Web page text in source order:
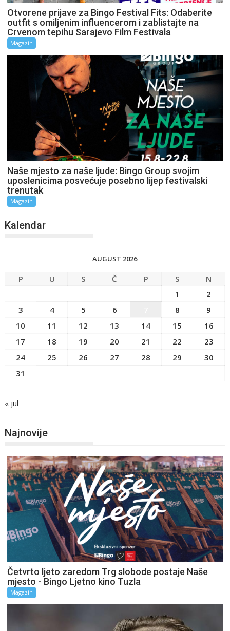
Otvorene prijave za Bingo Festival Fits: Odaberite
outfit s omiljenim influencerom i zablistajte na
Crvenom tepihu Sarajevo Film Festivala
Magazin
Naše mjesto za naše ljude: Bingo Group svojim
uposlenicima posvećuje posebno lijep festivalski
trenutak
Magazin
Kalendar
AUGUST 2026
P U S Č P S
N
1
2
3
4 5 6 8
9
10
11 12 13 14 15
16
17
18 19 20 21 22
23
24
25 26 27 28 29
30
31
« jul
Najnovije
Četvrto ljeto zaredom Trg slobode postaje Naše
mjesto - Bingo Ljetno kino Tuzla
Magazin